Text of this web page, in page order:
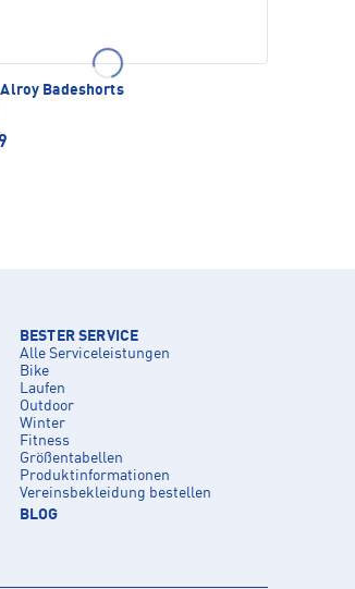
Alroy Badeshorts
BESTER SERVICE
Alle Serviceleistungen
Bike
Laufen
Outdoor
Winter
Fitness
Größentabellen
Produktinformationen
Vereinsbekleidung bestellen
BLOG